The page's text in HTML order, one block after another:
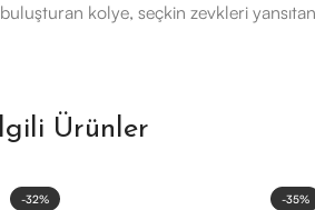
buluşturan kolye, seçkin zevkleri
Ürünler
-32% -35%